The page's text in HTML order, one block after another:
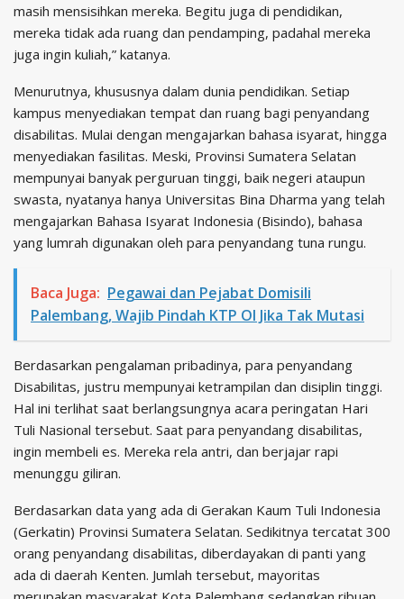
masih mensisihkan mereka. Begitu juga di pendidikan,
mereka tidak ada ruang dan pendamping, padahal mereka
juga ingin kuliah,” katanya.
Menurutnya, khususnya dalam dunia pendidikan. Setiap
kampus menyediakan tempat dan ruang bagi penyandang
disabilitas. Mulai dengan mengajarkan bahasa isyarat, hingga
menyediakan fasilitas. Meski, Provinsi Sumatera Selatan
mempunyai banyak perguruan tinggi, baik negeri ataupun
swasta, nyatanya hanya Universitas Bina Dharma yang telah
mengajarkan Bahasa Isyarat Indonesia (Bisindo), bahasa
yang lumrah digunakan oleh para penyandang tuna rungu.
Baca Juga: Pegawai dan Pejabat Domisili
Palembang, Wajib Pindah KTP OI Jika Tak Mutasi
Berdasarkan pengalaman pribadinya, para penyandang
Disabilitas, justru mempunyai ketrampilan dan disiplin tinggi.
Hal ini terlihat saat berlangsungnya acara peringatan Hari
Tuli Nasional tersebut. Saat para penyandang disabilitas,
ingin membeli es. Mereka rela antri, dan berjajar rapi
menunggu giliran.
Berdasarkan data yang ada di Gerakan Kaum Tuli Indonesia
(Gerkatin) Provinsi Sumatera Selatan. Sedikitnya tercatat 300
orang penyandang disabilitas, diberdayakan di panti yang
ada di daerah Kenten. Jumlah tersebut, mayoritas